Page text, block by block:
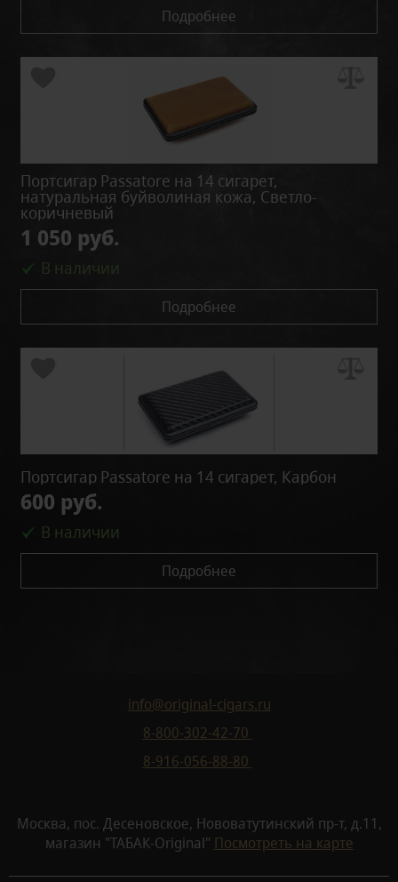
Подробнее
Портсигар Passatore на 14 сигарет,
натуральная буйволиная кожа, Светло-
коричневый
1 050 руб.
В наличии
Подробнее
Портсигар Passatore на 14 сигарет, Карбон
600 руб.
В наличии
Подробнее
info@original-cigars.ru
8-800-302-42-70
8-916-056-88-80
Москва, пос. Десеновское, Нововатутинский пр-т, д.11,
магазин "ТАБАК-Original" Посмотреть на карте